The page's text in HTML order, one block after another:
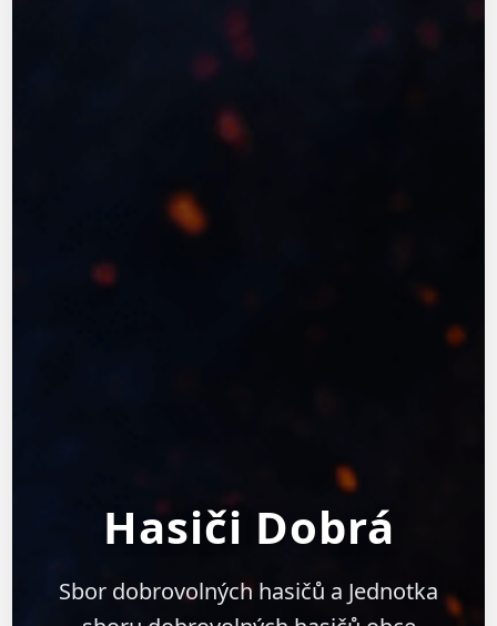
Hasiči Dobrá
Sbor dobrovolných hasičů a Jednotka